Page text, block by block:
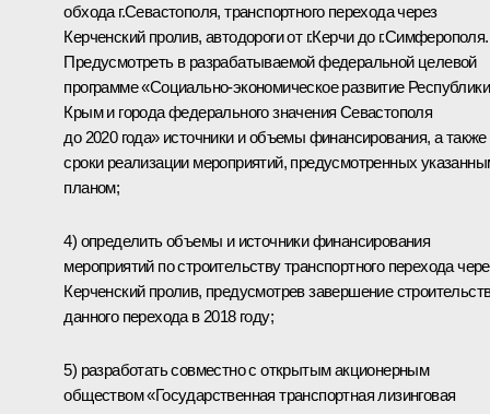
обхода г.Севастополя, транспортного перехода через
Керченский пролив, автодороги от г.Керчи до г.Симферополя.
Предусмотреть в разрабатываемой федеральной целевой
программе «Социально-экономическое развитие Республики
Крым и города федерального значения Севастополя
до 2020 года» источники и объемы финансирования, а также
сроки реализации мероприятий, предусмотренных
планом;
4) определить объемы и источники финансирования
мероприятий по строительству транспортного перехода
Керченский пролив, предусмотрев завершение
данного перехода в 2018 году;
5) разработать совместно с открытым акционерным
обществом «Государственная транспортная лизинговая